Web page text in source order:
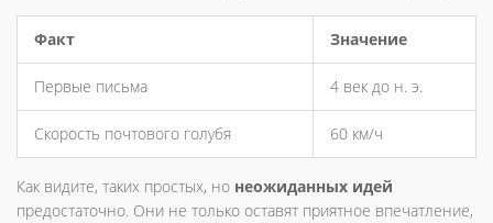
Факт Значение
Первые письма 4 век до н. э.
Скорость почтового голубя 60 км/ч
Как видите, таких простых, но неожиданных идей
предостаточно. Они не только оставят приятное впечатление,